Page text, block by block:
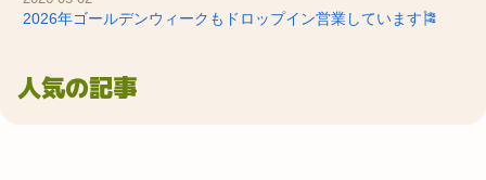
2026年ゴールデンウィークもドロップイン営業しています🎏
人気の記事